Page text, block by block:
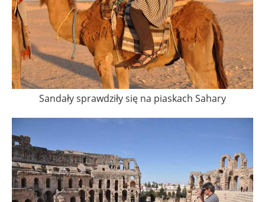
Sandały sprawdziły się na piaskach Sahary